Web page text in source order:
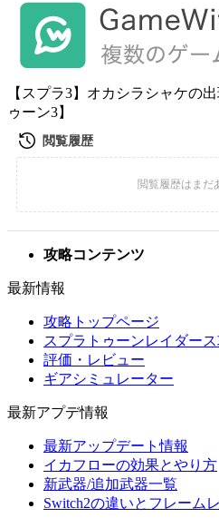
【スプラ3】オカシラシャケの
ゥーン3】
攻略コンテンツ
最新情報
攻略トップページ
スプラトゥーンレイダー
評価・レビュー
ギアシミュレーター
最新アプデ情報
最新アップデート情報
イカフローの効果とやり方
新武器/追加武器一覧
Switch2の違いとフレーム